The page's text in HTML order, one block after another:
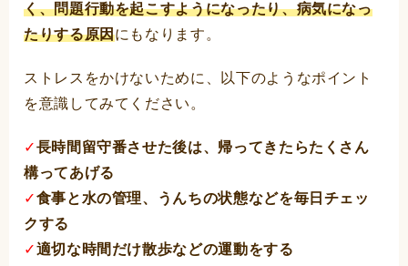
く、問題行動を起こすようになったり、病気になっ
たりする原因にもなります。
ストレスをかけないために、以下のようなポイント
を意識してみてください。
✓長時間留守番させた後は、帰ってきたらたくさん
構ってあげる
✓食事と水の管理、うんちの状態などを毎日チェッ
クする
✓適切な時間だけ散歩などの運動をする